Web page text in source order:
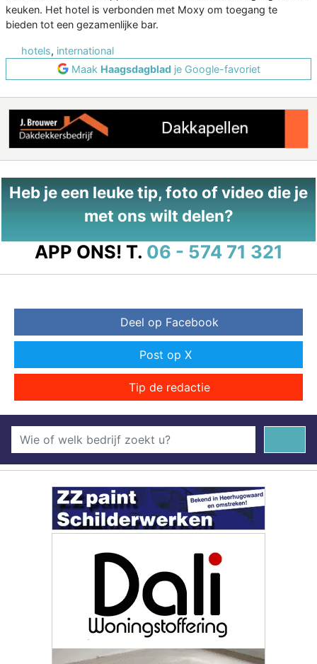
keuken. Het hotel is verbonden met Moxy om toegang te
bieden tot een gezamenlijke bar.
hotels, international
Maak Haagsdagbladje Google-favoriet
Heb je een leuke tip, foto of video die je
met ons wilt delen?
APP ONS! T. 06 - 574 71 321
Deel op Facebook
Post op X
Tip de redactie